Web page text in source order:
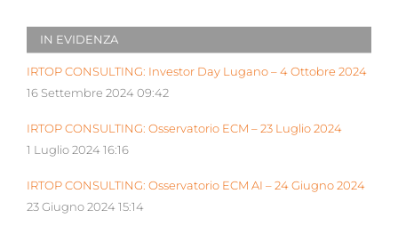
IN EVIDENZA
IRTOP CONSULTING: Investor Day Lugano – 4 Ottobre 2024
16 Settembre 2024 09:42
IRTOP CONSULTING: Osservatorio ECM – 23 Luglio 2024
1 Luglio 2024 16:16
IRTOP CONSULTING: Osservatorio ECM AI – 24 Giugno 2024
23 Giugno 2024 15:14